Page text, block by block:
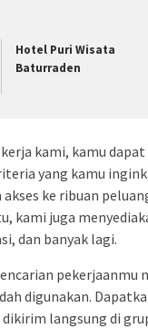
Hotel Puri Wisata
Baturraden
kami, kamu
yang kamu
ke ribuan
kami juga
dan banyak lagi.
pekerjaanmu
digunakan.
langsung di